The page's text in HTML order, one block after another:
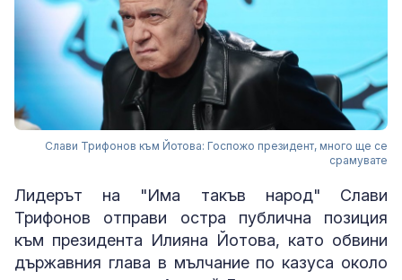
Слави Трифонов към Йотова: Госпожо президент, много ще се
срамувате
Лидерът на "Има такъв народ" Слави
Трифонов отправи остра публична позиция
към президента Илияна Йотова, като обвини
държавния глава в мълчание по казуса около